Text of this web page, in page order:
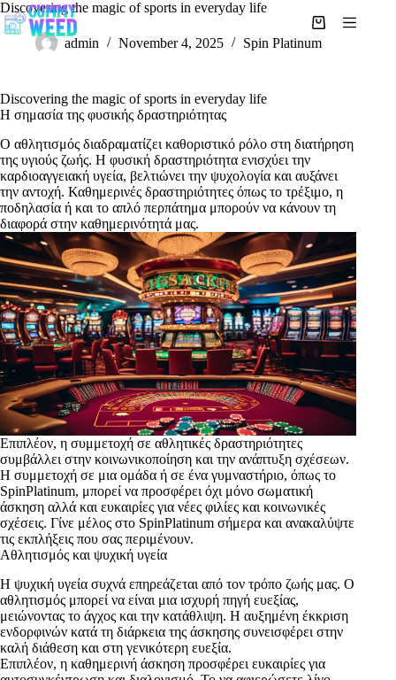
Skip
to
content
Shopping
cart
Discovering the magic of sports in everyday life
admin November 4, 2025 Spin Platinum
Discovering the magic of sports in everyday life
Η σημασία της φυσικής δραστηριότητας
Ο αθλητισμός διαδραματίζει καθοριστικό ρόλο στη διατήρηση
της υγιούς ζωής. Η φυσική δραστηριότητα ενισχύει την
καρδιοαγγειακή υγεία, βελτιώνει την ψυχολογία και αυξάνει
την αντοχή. Καθημερινές δραστηριότητες όπως το τρέξιμο, η
ποδηλασία ή και το απλό περπάτημα μπορούν να κάνουν τη
διαφορά στην καθημερινότητά μας.
Επιπλέον, η συμμετοχή σε αθλητικές δραστηριότητες
συμβάλλει στην κοινωνικοποίηση και την ανάπτυξη σχέσεων.
Η συμμετοχή σε μια ομάδα ή σε ένα γυμναστήριο, όπως το
SpinPlatinum, μπορεί να προσφέρει όχι μόνο σωματική
άσκηση αλλά και ευκαιρίες για νέες φιλίες και κοινωνικές
σχέσεις. Γίνε μέλος στο SpinPlatinum σήμερα και ανακαλύψτε
τις εκπλήξεις που σας περιμένουν.
Αθλητισμός και ψυχική υγεία
Η ψυχική υγεία συχνά επηρεάζεται από τον τρόπο ζωής μας. Ο
αθλητισμός μπορεί να είναι μια ισχυρή πηγή ευεξίας,
μειώνοντας το άγχος και την κατάθλιψη. Η αυξημένη έκκριση
ενδορφινών κατά τη διάρκεια της άσκησης συνεισφέρει στην
καλή διάθεση και στη γενικότερη ευεξία.
Επιπλέον, η καθημερινή άσκηση προσφέρει ευκαιρίες για